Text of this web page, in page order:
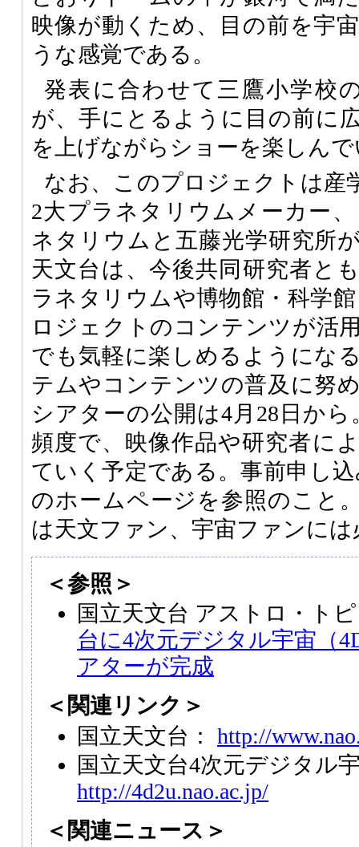
映像が動くため、目の前を宇
うな感覚である。
発表に合わせて三鷹小学校
が、手にとるように目の前に
を上げながらショーを楽しん
なお、このプロジェクトは産
2大プラネタリウムメーカー
ネタリウムと五藤光学研究所
天文台は、今後共同研究者と
ラネタリウムや博物館・科学
ロジェクトのコンテンツが活
でも気軽に楽しめるようにな
テムやコンテンツの普及に努
シアターの公開は4月28日か
頻度で、映像作品や研究者に
ていく予定である。事前申し
のホームページを参照のこと
は天文ファン、宇宙ファンには
＜参照＞
国立天文台 アストロ・ト
台に4次元デジタル宇宙（
アターが完成
＜関連リンク＞
国立天文台： http://
国立天文台4次元デジタル
http://4d2u.nao.ac.jp/
＜関連ニュース＞